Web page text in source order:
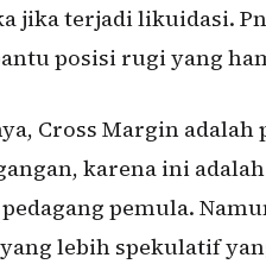
jika terjadi likuidasi.
posisi rugi yang
Cross Margin
karena ini
pemula.
lebih spekulatif